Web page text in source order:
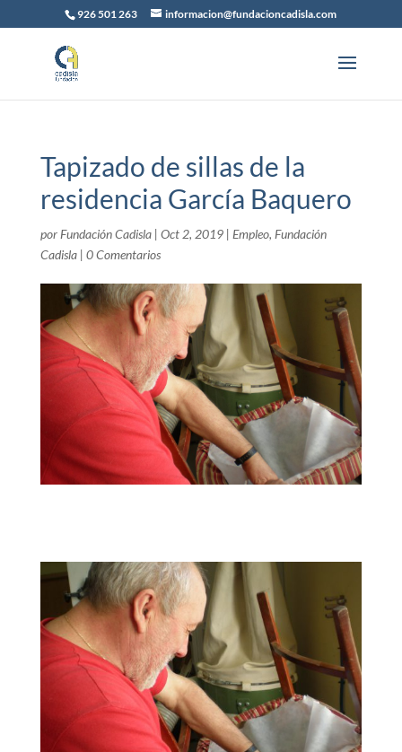
926 501 263 informacion@fundacioncadisla.com
Tapizado de sillas de la
residencia García Baquero
por Fundación Cadisla| Oct 2, 2019| Empleo, Fundación
Cadisla| 0 Comentarios